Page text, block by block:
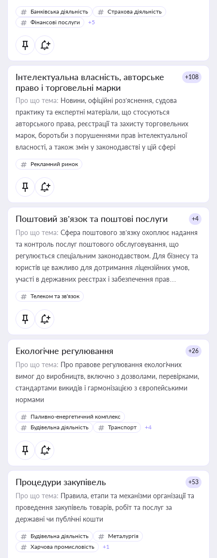
Банківська діяльність
Страхова діяльність
Фінансові послуги
+5
Інтелектуальна власність, авторське
право і торговельні марки
+108
Про що тема: Новини, офіційні роз’яснення, судова
практику та експертні матеріали, що стосуються
авторського права, реєстрації та захисту торговельних
марок, боротьби з порушеннями прав інтелектуальної
власності, а також змін у законодавстві у цій сфері
Рекламний ринок
Поштовий зв’язок та поштові послуги +4
Про що тема: Сфера поштового зв’язку охоплює надання
та контроль послуг поштового обслуговування, що
регулюється спеціальним законодавством. Для бізнесу та
юристів це важливо для дотримання ліцензійних умов,
участі в державних реєстрах і забезпечення прав
споживачів.
Телеком та зв'язок
Екологічне регулювання +26
Про що тема: Про правове регулювання екологічних
вимог до виробництв, включно з дозволами, перевірками,
стандартами викидів і гармонізацією з європейськими
нормами
Паливно-енергетичний комплекс
Будівельна діяльність
Транспорт +4
Процедури закупівель +53
Про що тема: Правила, етапи та механізми організації та
проведення закупівель товарів, робіт та послуг за
державні чи публічні кошти
Будівельна діяльність
Металургія
Харчова промисловість
+1